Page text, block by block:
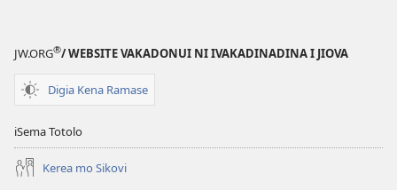
Wilivola
JW.ORG®/ WEBSITE VAKADONUI NI IVAKADINADINA I JIOVA
Digia Kena Ramase
iSema Totolo
Kerea mo Sikovi